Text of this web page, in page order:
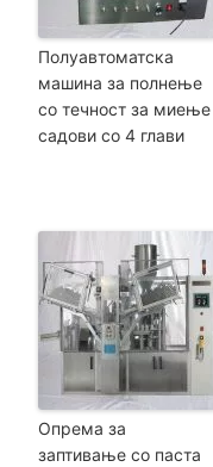
Полуавтоматска
машина за полнење
со течност за миење
садови со 4 глави
Опрема за
заптивање со паста